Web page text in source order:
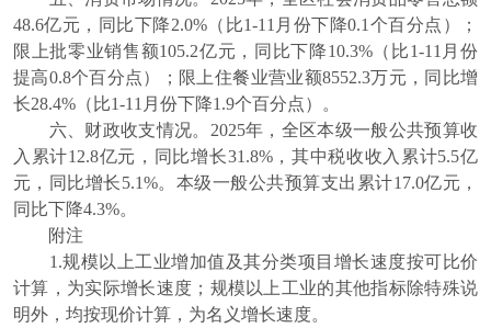
48.6亿元，同比下降2.0%（比1-11月份下降0.1个百分点）；
限上批零业销售额105.2亿元，同比下降10.3%（比1-11月份
提高0.8个百分点）；限上住餐业营业额8552.3万元，同比增
长28.4%（比1-11月份下降1.9个百分点）。
六、财政收支情况。2025年，全区本级一般公共预算收
入累计12.8亿元，同比增长31.8%，其中税收收入累计5.5亿
元，同比增长5.1%。本级一般公共预算支出累计17.0亿元，
同比下降4.3%。
附注
1.规模以上工业增加值及其分类项目增长速度按可比价
计算，为实际增长速度；规模以上工业的其他指标除特殊说
明外，均按现价计算，为名义增长速度。